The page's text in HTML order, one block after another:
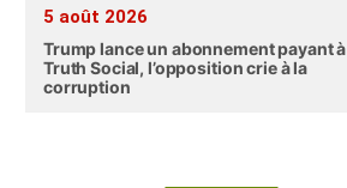
5 août 2026
Trump lance un abonnement payant à
Truth Social, l’opposition crie à la
corruption